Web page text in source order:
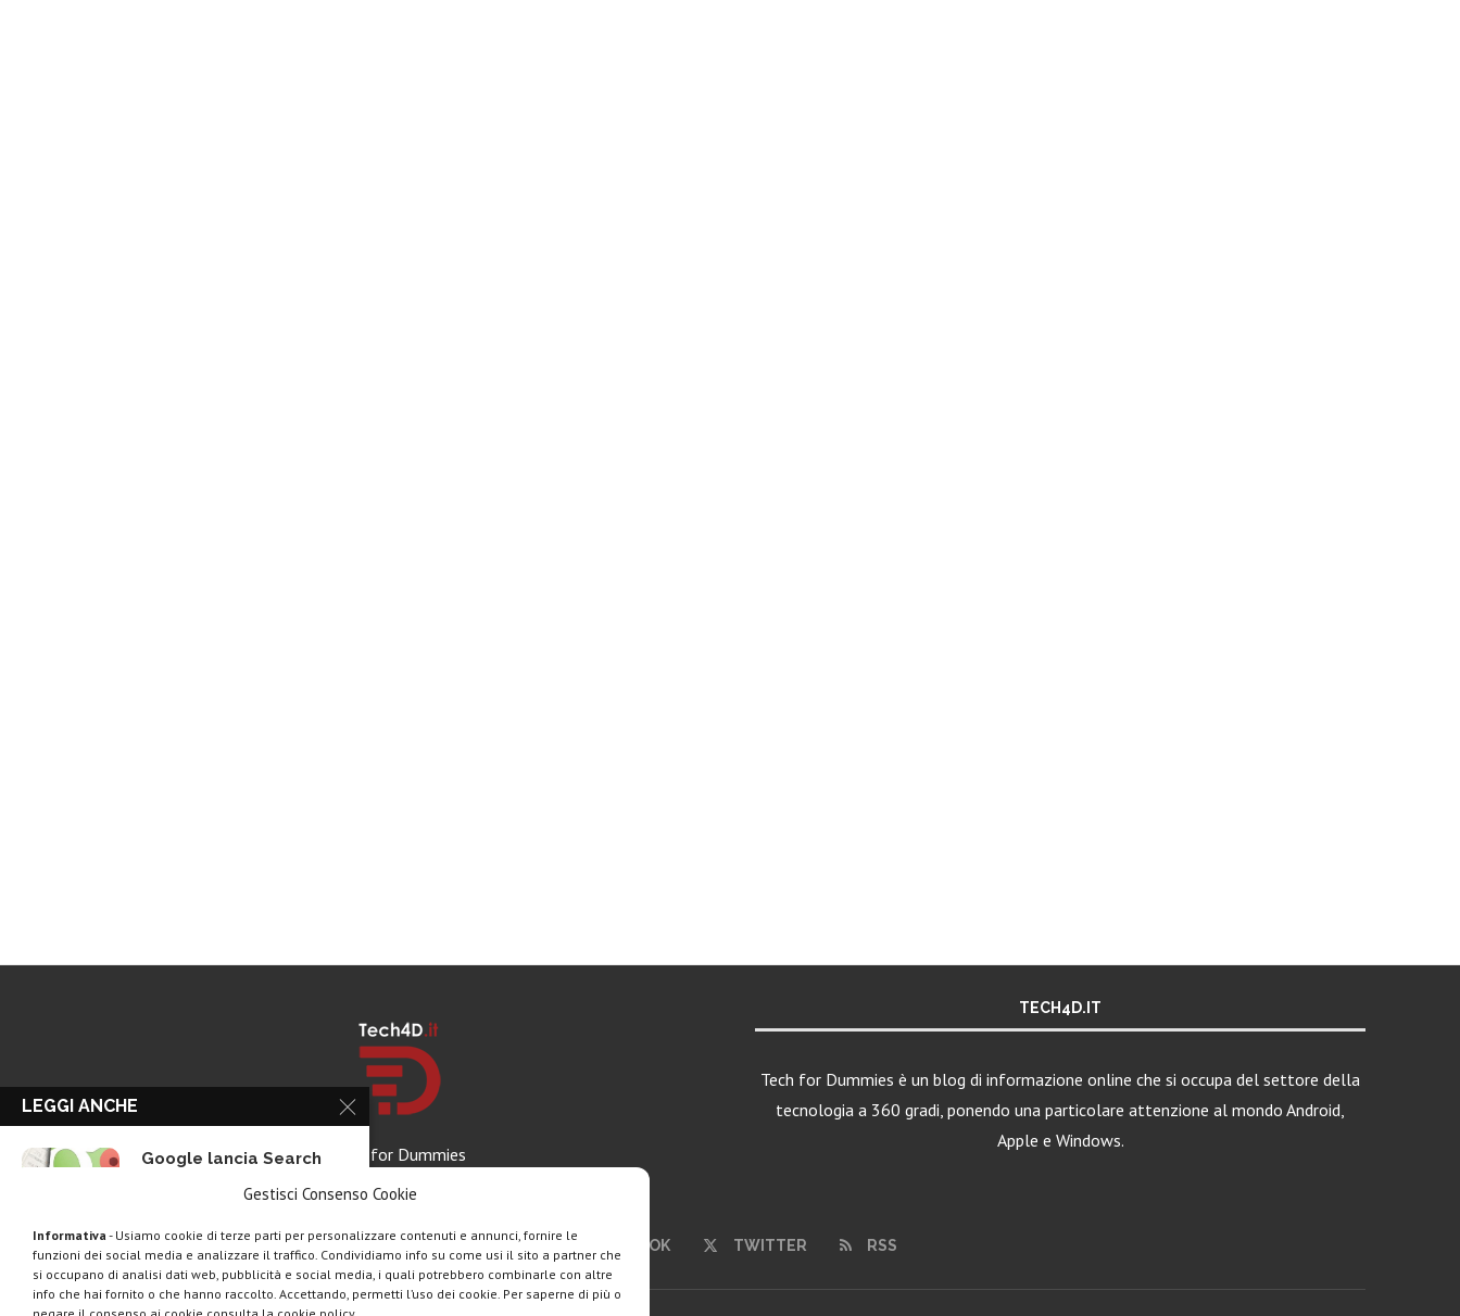
Gestisci Consenso Cookie
Informativa - Usiamo cookie di terze parti per personalizzare contenuti e annunci, fornire le
funzioni dei social media e analizzare il traffico. Condividiamo info su come usi il sito a partner che
si occupano di analisi dati web, pubblicità e social media, i quali potrebbero combinarle con altre
info che hai fornito o che hanno raccolto. Accettando, permetti l’uso dei cookie. Per saperne di più o
Tech for Dummies
TECH4D.IT
Tech for Dummies è un blog di informazione online che si occupa del settore della
tecnologia a 360 gradi, ponendo una particolare attenzione al mondo Android,
Apple e Windows.
FACEBOOK TWITTER RSS
LEGGI ANCHE
Google lancia Search
Rassegna stampa tech:
la settimana 16...